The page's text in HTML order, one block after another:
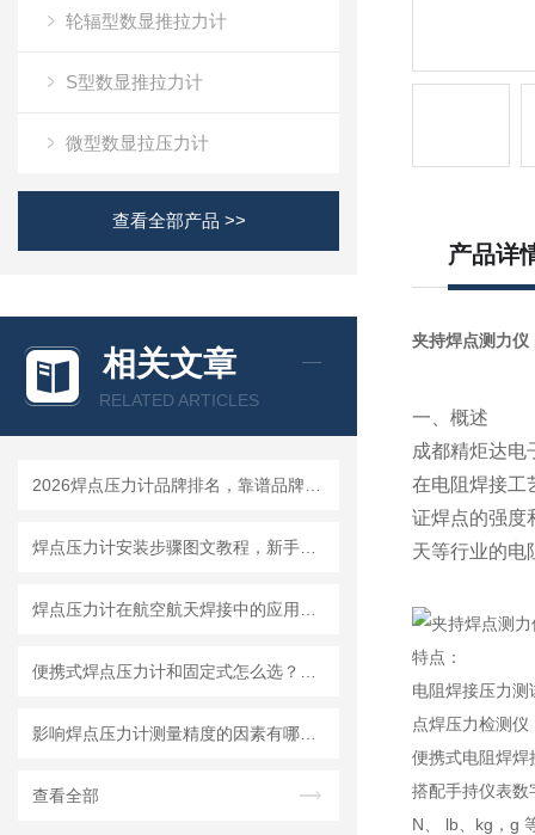
轮辐型数显推拉力计
S型数显推拉力计
微型数显拉压力计
查看全部产品 >>
相关文章
RELATED ARTICLES
查看全部
产品详
夹持焊点测力仪
一、概述
成都精炬达电
在电阻焊接工
证焊点的强度
天等行业的电
特点：
电阻焊接压力测
点焊压力检测仪
便携式电阻焊焊
搭配手持仪表数
N、 lb、kg，g